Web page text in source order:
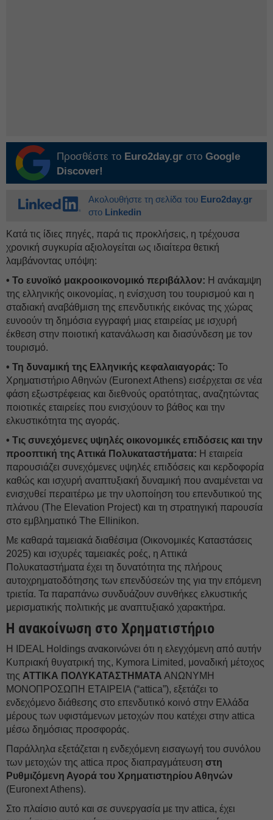
Προσθέστε το Euro2day.gr στο Google
Discover!
Ακολουθήστε τη σελίδα του Euro2day.gr
στο Linkedin
Κατά τις ίδιες πηγές, παρά τις προκλήσεις, η τρέχουσα
χρονική συγκυρία αξιολογείται ως ιδιαίτερα θετική
λαμβάνοντας υπόψη:
• Το ευνοϊκό μακροοικονομικό περιβάλλον: Η ανάκαμψη
της ελληνικής οικονομίας, η ενίσχυση του τουρισμού και η
σταδιακή αναβάθμιση της επενδυτικής εικόνας της χώρας
ευνοούν τη δημόσια εγγραφή μιας εταιρείας με ισχυρή
έκθεση στην ποιοτική κατανάλωση και διασύνδεση με τον
τουρισμό.
• Τη δυναμική της Ελληνικής κεφαλαιαγοράς: Το
Χρηματιστήριο Αθηνών (Euronext Athens) εισέρχεται σε νέα
φάση εξωστρέφειας και διεθνούς ορατότητας, αναζητώντας
ποιοτικές εταιρείες που ενισχύουν το βάθος και την
ελκυστικότητα της αγοράς.
• Τις συνεχόμενες υψηλές οικονομικές επιδόσεις και την
προοπτική της Αττικά Πολυκαταστήματα: Η εταιρεία
παρουσιάζει συνεχόμενες υψηλές επιδόσεις και κερδοφορία
καθώς και ισχυρή αναπτυξιακή δυναμική που αναμένεται να
ενισχυθεί περαιτέρω με την υλοποίηση του επενδυτικού της
πλάνου (The Elevation Project) και τη στρατηγική παρουσία
στο εμβληματικό The Ellinikon.
Με καθαρά ταμειακά διαθέσιμα (Οικονομικές Καταστάσεις
2025) και ισχυρές ταμειακές ροές, η Αττικά
Πολυκαταστήματα έχει τη δυνατότητα της πλήρους
αυτοχρηματοδότησης των επενδύσεών της για την επόμενη
τριετία. Τα παραπάνω συνδυάζουν συνθήκες ελκυστικής
μερισματικής πολιτικής με αναπτυξιακό χαρακτήρα.
Η ανακοίνωση στο Χρηματιστήριο
Η IDEAL Holdings ανακοινώνει ότι η ελεγχόμενη από αυτήν
Κυπριακή θυγατρική της, Kymora Limited, μοναδική μέτοχος
της ΑΤΤΙΚΑ ΠΟΛΥΚΑΤΑΣΤΗΜΑΤΑ ΑΝΩΝΥΜΗ
ΜΟΝΟΠΡΟΣΩΠΗ ΕΤΑΙΡΕΙΑ (“attica”), εξετάζει το
ενδεχόμενο διάθεσης στο επενδυτικό κοινό στην Ελλάδα
μέρους των υφιστάμενων μετοχών που κατέχει στην attica
μέσω δημόσιας προσφοράς.
Παράλληλα εξετάζεται η ενδεχόμενη εισαγωγή του συνόλου
των μετοχών της attica προς διαπραγμάτευση στη
Ρυθμιζόμενη Αγορά του Χρηματιστηρίου Αθηνών
(Euronext Athens).
Στο πλαίσιο αυτό και σε συνεργασία με την attica, έχει